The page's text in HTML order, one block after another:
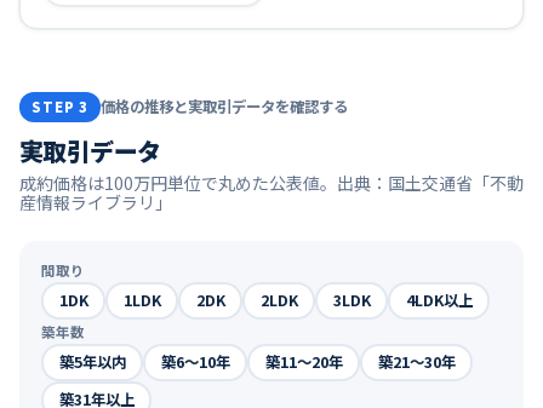
STEP 3 価格の推移と実取引データを確認する
実取引データ
成約価格は100万円単位で丸めた公表値。出典：国土交通省「不動
産情報ライブラリ」
間取り
1DK 1LDK 2DK 2LDK 3LDK 4LDK以上
築年数
築5年以内 築6〜10年 築11〜20年
築21〜30年
築31年以上